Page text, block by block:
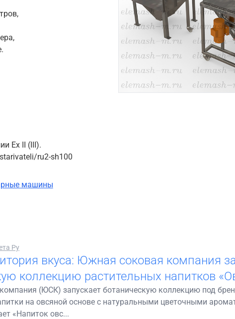
Ex II (III).
ru2-sh100
машины
Ру
вкуса: Южная соковая компания
коллекцию растительных напитков
(ЮСК) запускает ботаническую коллекцию под
на овсяной основе с натуральными цветочными
«Напиток овс...